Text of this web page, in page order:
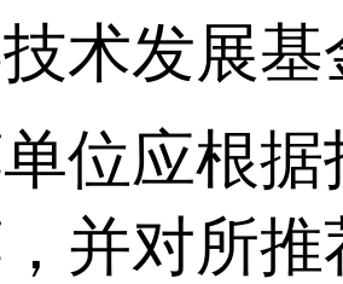
术发展
位应根
并对所